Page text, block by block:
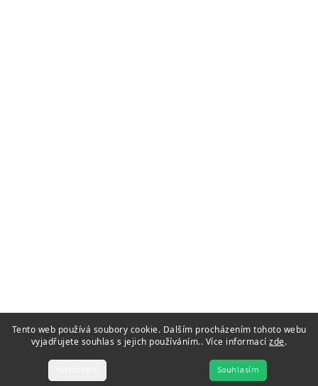
Tento web používá soubory cookie. Dalším procházením tohoto webu
vyjadřujete souhlas s jejich používáním.. Více informacízde.
Souhlasím